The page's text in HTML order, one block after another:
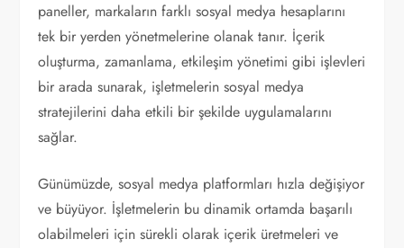
paneller, markaların farklı sosyal medya hesaplarını
tek bir yerden yönetmelerine olanak tanır. İçerik
oluşturma, zamanlama, etkileşim yönetimi gibi işlevleri
bir arada sunarak, işletmelerin sosyal medya
stratejilerini daha etkili bir şekilde uygulamalarını
sağlar.
Günümüzde, sosyal medya platformları hızla değişiyor
ve büyüyor. İşletmelerin bu dinamik ortamda başarılı
olabilmeleri için sürekli olarak içerik üretmeleri ve